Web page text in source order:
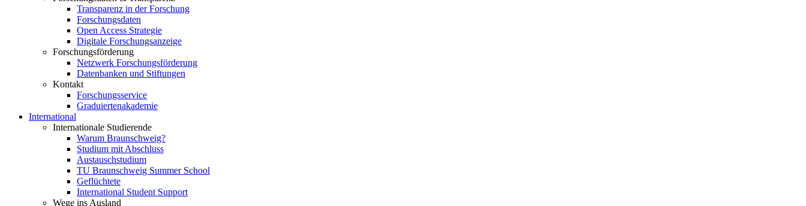
Transparenz in der Forschung
Forschungsdaten
Open Access Strategie
Digitale Forschungsanzeige
Forschungsförderung
Netzwerk Forschungsförderung
Datenbanken und Stiftungen
Kontakt
Forschungsservice
Graduiertenakademie
International
Internationale Studierende
Warum Braunschweig?
Studium mit Abschluss
Austauschstudium
TU Braunschweig Summer School
Geflüchtete
International Student Support
Wege ins Ausland